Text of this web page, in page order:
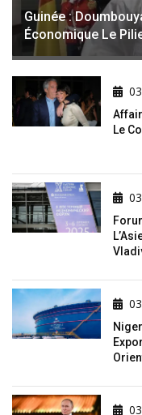
Guinée :
Économique Le
Le